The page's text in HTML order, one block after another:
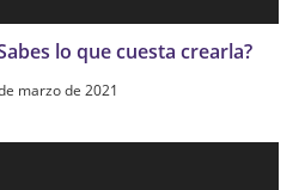
lo que cuesta crearla?
marzo de 2021